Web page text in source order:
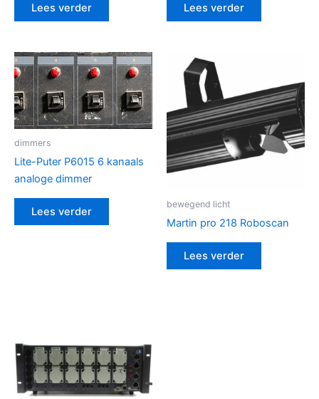
Lees verder Lees verder
dimmers
Lite-Puter P6015 6 kanaals
analoge dimmer
Lees verder
bewegend licht
Martin pro 218 Roboscan
Lees verder